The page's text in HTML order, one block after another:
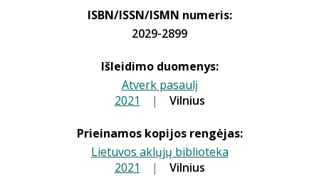
ISBN/ISSN/ISMN numeris:
2029-2899
Išleidimo duomenys:
Atverk pasaulį
2021 | Vilnius
Prieinamos kopijos rengėjas:
Lietuvos aklųjų biblioteka
2021 | Vilnius